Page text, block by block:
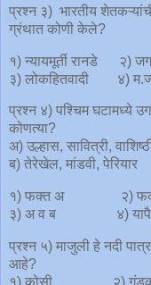
प्रश्न ३) भारतीय
ग्रंथात कोणी केले?
१) न्यायमूर्ती रानडे २)
३) लोकहितवादी ४)
प्रश्न ४) पश्चिम घटामध्ये
कोणत्या?
अ) उल्हास, सावित्री,
ब) तेरेखेल, मांडवी, पेरियार
१) फक्त अ २)
३) अ व ब ४) यापैकी
प्रश्न ५) माजुली हे नदी
आहे?